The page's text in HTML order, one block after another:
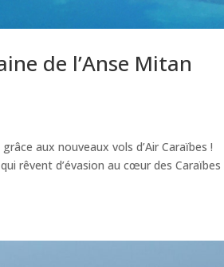
de l’Anse Mitan
aux nouveaux vols d’Air Caraïbes !
rêvent d’évasion au cœur des Caraïbes